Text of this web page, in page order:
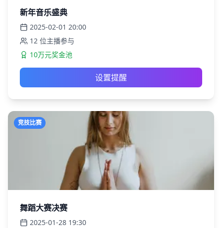
新年音乐盛典
2025-02-01 20:00
12 位主播参与
10万元奖金池
设置提醒
竞技比赛
舞蹈大赛决赛
2025-01-28 19:30